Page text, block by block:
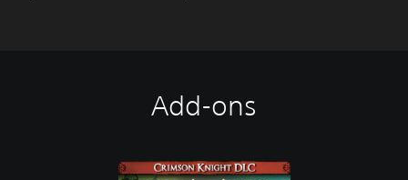
Add-ons